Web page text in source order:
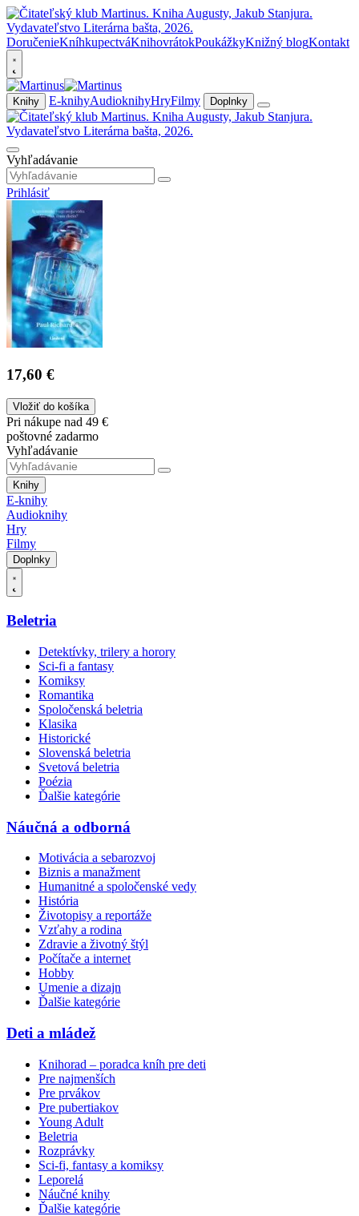
DoručenieKníhkupectváKnihovrátokPoukážkyKnižný blogKontakt
Knihy E-knihyAudioknihyHryFilmy Doplnky
Vyhľadávanie
Prihlásiť
17,60 €
Vložiť do košíka
Pri nákupe nad 49 €
poštovné zadarmo
Vyhľadávanie
Knihy
E-knihy
Audioknihy
Hry
Filmy
Doplnky
Beletria
Detektívky, trilery a horory
Sci-fi a fantasy
Komiksy
Romantika
Spoločenská beletria
Klasika
Historické
Slovenská beletria
Svetová beletria
Poézia
Ďalšie kategórie
Náučná a odborná
Motivácia a sebarozvoj
Biznis a manažment
Humanitné a spoločenské vedy
História
Životopisy a reportáže
Vzťahy a rodina
Zdravie a životný štýl
Počítače a internet
Hobby
Umenie a dizajn
Ďalšie kategórie
Deti a mládež
Knihorad – poradca kníh pre deti
Pre najmenších
Pre prvákov
Pre pubertiakov
Young Adult
Beletria
Rozprávky
Sci-fi, fantasy a komiksy
Leporelá
Náučné knihy
Ďalšie kategórie